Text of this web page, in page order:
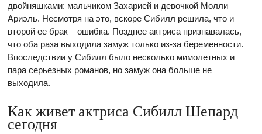
двойняшками: мальчиком Захарией и девочкой Молли
Ариэль. Несмотря на это, вскоре Сибилл решила, что и
второй ее брак – ошибка. Позднее актриса признавалась,
что оба раза выходила замуж только из-за беременности.
Впоследствии у Сибилл было несколько мимолетных и
пара серьезных романов, но замуж она больше не
выходила.
Как живет актриса Сибилл Шепард
сегодня